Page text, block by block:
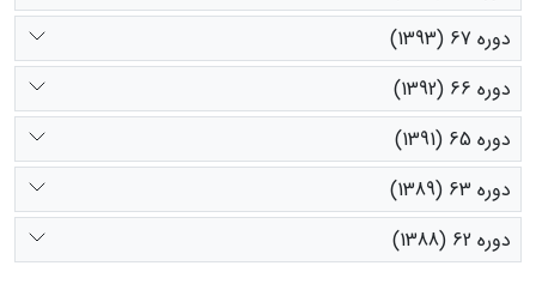
دوره 67 (1393)
دوره 66 (1392)
دوره 65 (1391)
دوره 63 (1389)
دوره 62 (1388)